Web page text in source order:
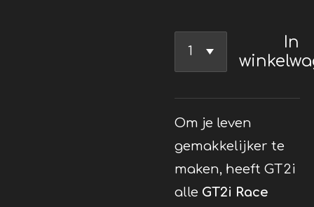
In
Om je leven
gemakkelijker te
maken, heeft GT2i
alle GT2i Race